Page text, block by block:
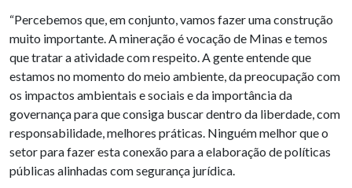
“Percebemos que, em conjunto, vamos fazer uma construção
muito importante. A mineração é vocação de Minas e temos
que tratar a atividade com respeito. A gente entende que
estamos no momento do meio ambiente, da preocupação com
os impactos ambientais e sociais e da importância da
governança para que consiga buscar dentro da liberdade, com
responsabilidade, melhores práticas. Ninguém melhor que o
setor para fazer esta conexão para a elaboração de políticas
públicas alinhadas com segurança jurídica.